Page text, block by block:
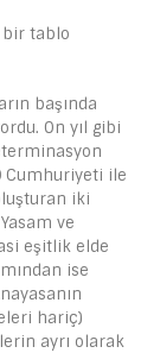
bir tablo
başında
On yıl gibi
Cumhuriyeti ile
iki
ve
eşitlik elde
ise
hariç)
ayrı olarak